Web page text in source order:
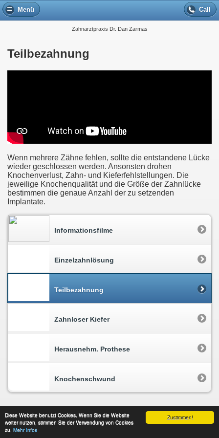
Zustimmen!
Diese Website benutzt Cookies. Wenn Sie die Website
weiter nutzen, stimmen Sie der Verwendung von Cookies
zu. Mehr Infos
Menü Call
Zahnarztpraxis Dr. Dan Zarmas
Teilbezahnung
Wenn mehrere Zähne fehlen, sollte die entstandene Lücke
wieder geschlossen werden. Ansonsten drohen
Knochenverlust, Zahn- und Kieferfehlstellungen. Die
jeweilige Knochenqualität und die Größe der Zahnlücke
bestimmen die genaue Anzahl der zu setzenden
Implantate.
Informationsfilme
Einzelzahnlösung
Teilbezahnung
Zahnloser Kiefer
Herausnehm. Prothese
Knochenschwund
Impressum Datenschutz